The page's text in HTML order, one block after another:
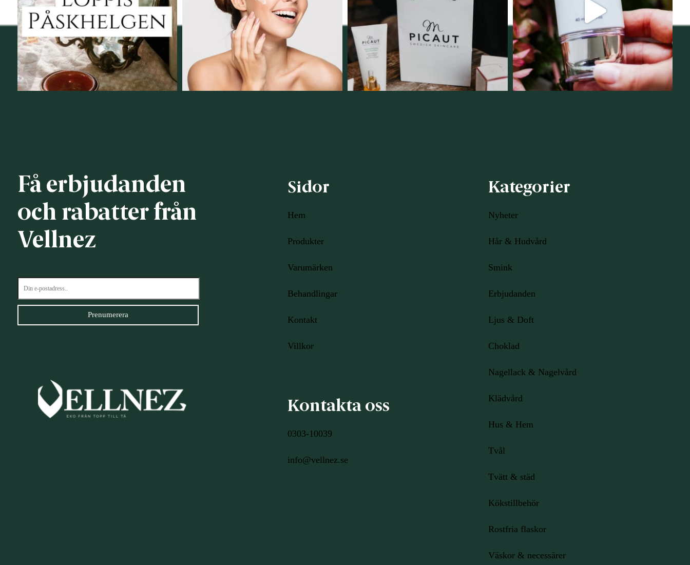
6
2
Få erbjudanden
och rabatter från
Vellnez
Sidor
Hem
Produkter
Varumärken
Behandlingar
Kontakt
Villkor
Kontakta oss
0303-10039
info@vellnez.se
Kategorier
Nyheter
Hår & Hudvård
Smink
Erbjudanden
Ljus & Doft
Choklad
Nagellack & Nagelvård
Klädvård
Hus & Hem
Tvål
Tvätt & städ
Kökstillbehör
Rostfria flaskor
Väskor & necessärer